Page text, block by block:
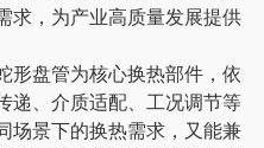
求，为产业高质量发展提供
盘管为核心换热部件，依
递、介质适配、工况调节等
场景下的换热需求，又能兼